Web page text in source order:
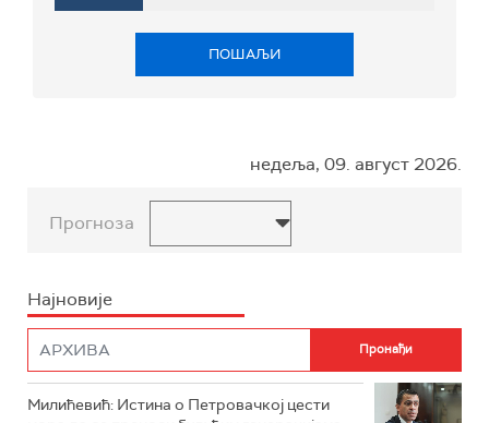
ПОШАЉИ
недеља, 09. август 2026.
Прогноза
Најновије
Милићевић: Истина о Петровачкој цести